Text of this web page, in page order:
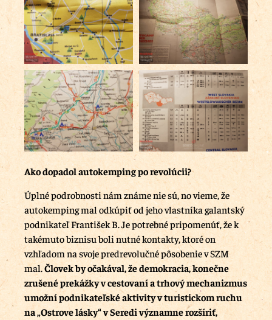
Ako dopadol autokemping po revolúcii?
Úplné podrobnosti nám známe nie sú, no vieme, že
autokemping mal odkúpiť od jeho vlastníka galantský
podnikateľ František B. Je potrebné pripomenúť, že k
takémuto biznisu boli nutné kontakty, ktoré on
vzhľadom na svoje predrevolučné pôsobenie v SZM
mal. Človek by očakával, že demokracia, konečne
zrušené prekážky v cestovaní a trhový mechanizmus
umožní podnikateľské aktivity v turistickom ruchu
na „Ostrove lásky“ v Seredi významne rozšíriť,